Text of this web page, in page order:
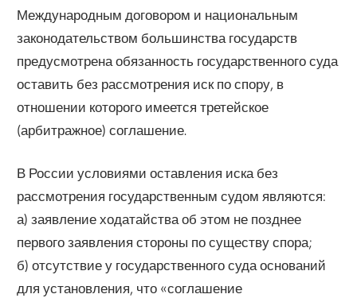
Международным договором и национальным
законодательством большинства государств
предусмотрена обязанность государственного суда
оставить без рассмотрения иск по спору, в
отношении которого имеется третейское
(арбитражное) соглашение.
В России условиями оставления иска без
рассмотрения государственным судом являются:
а) заявление ходатайства об этом не позднее
первого заявления стороны по существу спора;
б) отсутствие у государственного суда оснований
для установления, что «соглашение